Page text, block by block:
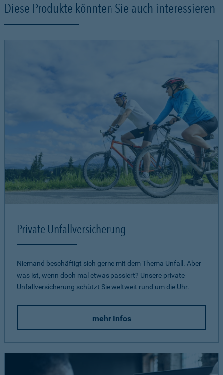
Diese Produkte könnten Sie auch interessieren
Private Unfallversicherung
Niemand beschäftigt sich gerne mit dem Thema Unfall. Aber
was ist, wenn doch mal etwas passiert? Unsere private
Unfallversicherung schützt Sie weltweit rund um die Uhr.
mehr Infos